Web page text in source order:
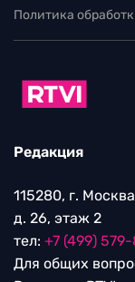
Политика
Редакция
115280, г.
д. 26, этаж 2
тел: +7 (499)
Для общих